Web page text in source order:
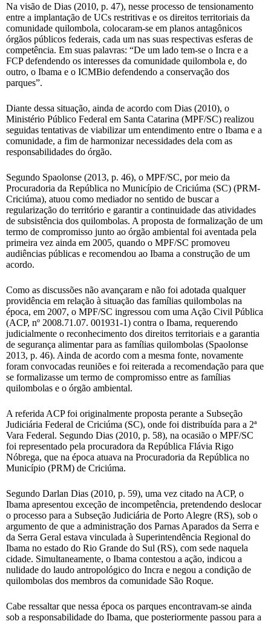
Na visão de Dias (2010, p. 47), nesse processo de tensionamento
entre a implantação de UCs restritivas e os direitos territoriais da
comunidade quilombola, colocaram-se em planos antagônicos
órgãos públicos federais, cada um nas suas respectivas esferas de
competência. Em suas palavras: “De um lado tem-se o Incra e a
FCP defendendo os interesses da comunidade quilombola e, do
outro, o Ibama e o ICMBio defendendo a conservação dos
parques”.
Diante dessa situação, ainda de acordo com Dias (2010), o
Ministério Público Federal em Santa Catarina (MPF/SC) realizou
seguidas tentativas de viabilizar um entendimento entre o Ibama e a
comunidade, a fim de harmonizar necessidades dela com as
responsabilidades do órgão.
Segundo Spaolonse (2013, p. 46), o MPF/SC, por meio da
Procuradoria da República no Município de Criciúma (SC) (PRM-
Criciúma), atuou como mediador no sentido de buscar a
regularização do território e garantir a continuidade das atividades
de subsistência dos quilombolas. A proposta de formalização de um
termo de compromisso junto ao órgão ambiental foi aventada pela
primeira vez ainda em 2005, quando o MPF/SC promoveu
audiências públicas e recomendou ao Ibama a construção de um
acordo.
Como as discussões não avançaram e não foi adotada qualquer
providência em relação à situação das famílias quilombolas na
época, em 2007, o MPF/SC ingressou com uma Ação Civil Pública
(ACP, nº 2008.71.07. 001931-1) contra o Ibama, requerendo
judicialmente o reconhecimento dos direitos territoriais e a garantia
de segurança alimentar para as famílias quilombolas (Spaolonse
2013, p. 46). Ainda de acordo com a mesma fonte, novamente
foram convocadas reuniões e foi reiterada a recomendação para que
se formalizasse um termo de compromisso entre as famílias
quilombolas e o órgão ambiental.
A referida ACP foi originalmente proposta perante a Subseção
Judiciária Federal de Criciúma (SC), onde foi distribuída para a 2ª
Vara Federal. Segundo Dias (2010, p. 58), na ocasião o MPF/SC
foi representado pela procuradora da República Flávia Rigo
Nóbrega, que na época atuava na Procuradoria da República no
Município (PRM) de Criciúma.
Segundo Darlan Dias (2010, p. 59), uma vez citado na ACP, o
Ibama apresentou exceção de incompetência, pretendendo deslocar
o processo para a Subseção Judiciária de Porto Alegre (RS), sob o
argumento de que a administração dos Parnas Aparados da Serra e
da Serra Geral estava vinculada à Superintendência Regional do
Ibama no estado do Rio Grande do Sul (RS), com sede naquela
cidade. Simultaneamente, o Ibama contestou a ação, indicou a
nulidade do laudo antropológico do Incra e negou a condição de
quilombolas dos membros da comunidade São Roque.
Cabe ressaltar que nessa época os parques encontravam-se ainda
sob a responsabilidade do Ibama, que posteriormente passou para a